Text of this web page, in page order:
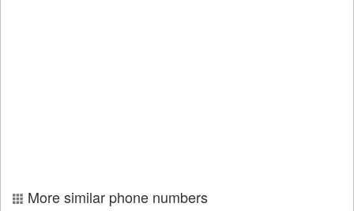
More similar phone numbers